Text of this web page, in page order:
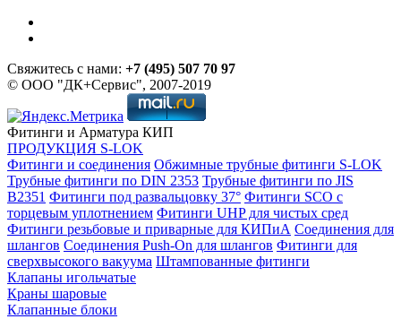
Свяжитесь с нами: +7 (495) 507 70 97
© ООО "ДК+Сервис", 2007-2019
Фитинги и Арматура КИП
ПРОДУКЦИЯ S-LOK
Фитинги и соединения Обжимные трубные фитинги S-LOK
Трубные фитинги по DIN 2353 Трубные фитинги по JIS
B2351 Фитинги под развальцовку 37° Фитинги SCO с
торцевым уплотнением Фитинги UHP для чистых сред
Фитинги резьбовые и приварные для КИПиА Соединения для
шлангов Соединения Push-On для шлангов Фитинги для
сверхвысокого вакуума Штампованные фитинги
Клапаны игольчатые
Краны шаровые
Клапанные блоки